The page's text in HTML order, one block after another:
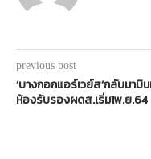
previous post
‘บางกอกแอร์เวย์ส’กลับมาบิ
ห้องรับรองผดส.เริ่ม1พ.ย.64